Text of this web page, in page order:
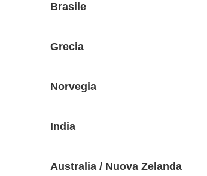
Brasile
Grecia
Norvegia
India
Australia / Nuova Zelanda